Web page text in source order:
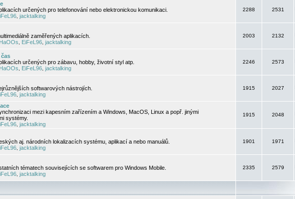
určených pro telefonování nebo elektronickou komunikaci.
jacktalking
2288 2531
zaměřených aplikacích.
EiFeL96 jacktalking
2003 2132
určených pro zábavu, hobby, životní styl atp.
EiFeL96 jacktalking
2246 2573
softwarových nástrojích.
jacktalking
1915 2027
mezi kapesním zařízením a Windows, MacOS, Linux a popř. jinými
systémy.
jacktalking
1915 2048
aj. národních lokalizacích systému, aplikací a nebo manuálů.
jacktalking
1901 1971
tématech souvisejících se softwarem pro Windows Mobile.
jacktalking
2335 2579